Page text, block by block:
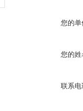
您的单
您的姓
联系电